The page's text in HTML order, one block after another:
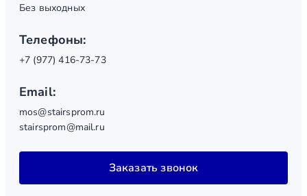
Без выходных
Телефоны:
+7 (977) 416-73-73
Email:
mos@stairsprom.ru
stairsprom@mail.ru
Заказать звонок